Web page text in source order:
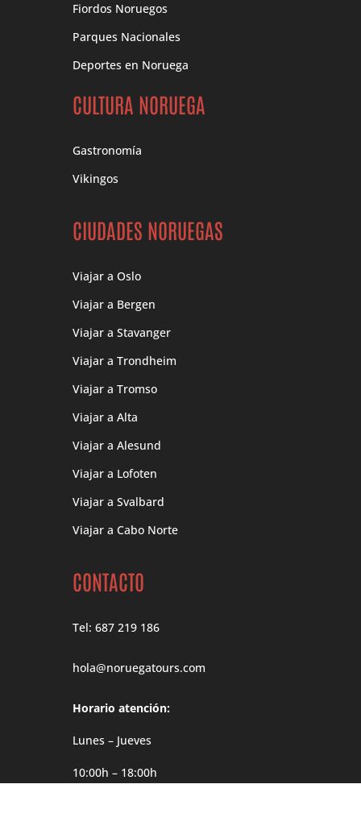
Fiordos Noruegos
Parques Nacionales
Deportes en Noruega
CULTURA NORUEGA
Gastronomía
Vikingos
CIUDADES NORUEGAS
Viajar a Oslo
Viajar a Bergen
Viajar a Stavanger
Viajar a Trondheim
Viajar a Tromso
Viajar a Alta
Viajar a Alesund
Viajar a Lofoten
Viajar a Svalbard
Viajar a Cabo Norte
CONTACTO
Tel: 687 219 186
hola@noruegatours.com
Horario atención:
Lunes – Jueves
10:00h – 18:00h